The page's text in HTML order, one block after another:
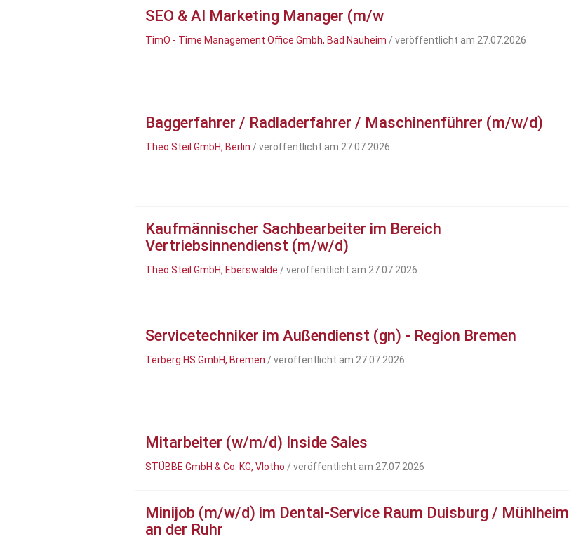
SEO & AI Marketing Manager (m/w
TimO - Time Management Office Gmbh, Bad Nauheim / veröffentlicht am 27.07.2026
Baggerfahrer / Radladerfahrer / Maschinenführer (m/w/d)
Theo Steil GmbH, Berlin / veröffentlicht am 27.07.2026
Kaufmännischer Sachbearbeiter im Bereich
Vertriebsinnendienst (m/w/d)
Theo Steil GmbH, Eberswalde / veröffentlicht am 27.07.2026
Servicetechniker im Außendienst (gn) - Region Bremen
Terberg HS GmbH, Bremen / veröffentlicht am 27.07.2026
Mitarbeiter (w/m/d) Inside Sales
STÜBBE GmbH & Co. KG, Vlotho / veröffentlicht am 27.07.2026
Minijob (m/w/d) im Dental-Service Raum Duisburg / Mühlheim
an der Ruhr